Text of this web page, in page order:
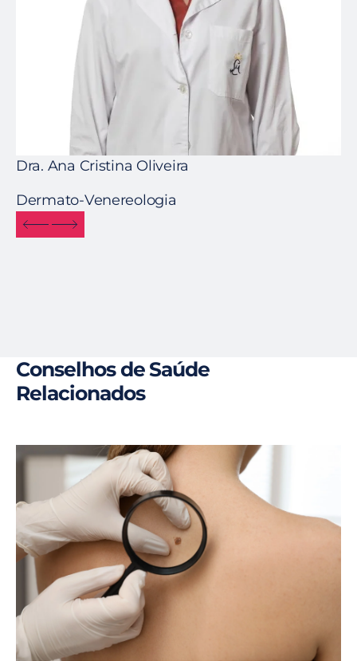
Dra. Ana Cristina Oliveira
Dermato-Venereologia
Conselhos de Saúde
Relacionados